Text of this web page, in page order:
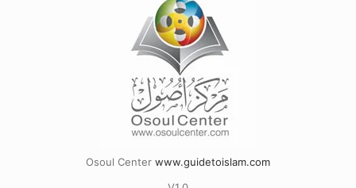
Osoul Center www.guidetoislam.com